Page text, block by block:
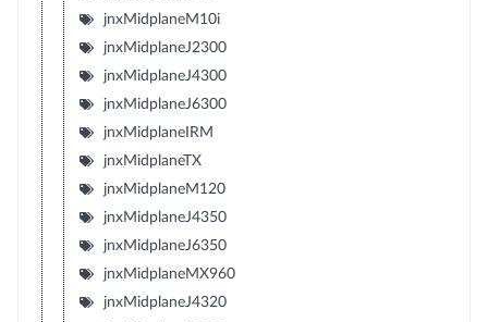
jnxMidplaneM10i
jnxMidplaneJ2300
jnxMidplaneJ4300
jnxMidplaneJ6300
jnxMidplaneIRM
jnxMidplaneTX
jnxMidplaneM120
jnxMidplaneJ4350
jnxMidplaneJ6350
jnxMidplaneMX960
jnxMidplaneJ4320